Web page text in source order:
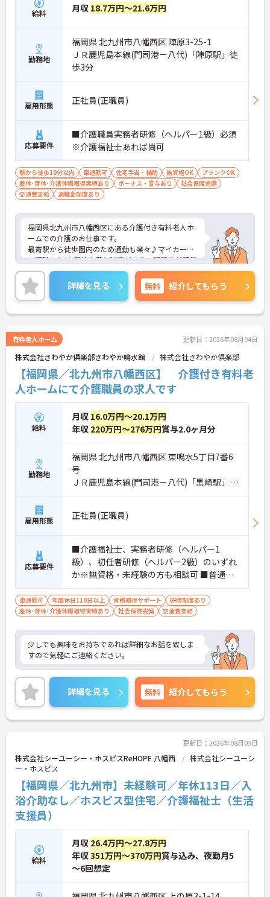
給料 月収 18.7万円～21.6万円
勤務地
福岡県 北九州市八幡西区 陣原3-25-1
ＪＲ鹿児島本線(門司港－八代)「陣原駅」徒
歩3分
雇用形態 正社員(正職員)
応募要件
■介護職員実務者研修（ヘルパー1級）必須
※介護福祉士あれば尚可
駅から徒歩10分以内 車通勤可 住宅手当・補助 無資格OK
ブランクOK
産休･育休･介護休暇取得実績あり
ボーナス・賞与あり
社会保険完備
交通費支給
退職金制度あり
福岡県北九州市八幡西区にある介護付き有料老人ホ
ームでの介護のお仕事です。
最寄駅から徒歩圏内のため通勤も楽々♪マイカーで
の通勤もOK！昇給や賞与制度があり、頑張りが評価
されてしっかりと還元されます。さらに各種手当も
あるのは嬉しいポイントです◎フォロー体制もあ
り、経験に関わらず安心してスタートできます。
こちらの求人にご興味がございましたら面接のポイ
ントもお伝えしますので是非ご応募お待ちしており
詳細を見る 無料 紹介してもらう
有料老人ホーム 更新日：2026年08月04日
株式会社さわやか倶楽部さわやか鳴水館 株式会社さわやか倶楽部
【福岡県／北九州市八幡西区】 介護付き有料老
人ホームにて介護職員の求人です
給料
月収 16.0万円～20.1万円
年収 220万円～276万円賞与2.0ヶ月分
勤務地
福岡県 北九州市八幡西区 東鳴水5丁目7番6
号
ＪＲ鹿児島本線(門司港－八代)「黒崎駅」バ
ス・車8分
雇用形態 正社員(正職員)
応募要件
■介護福祉士、実務者研修（ヘルパー1
級）、初任者研修（ヘルパー2級）のいずれ
か※無資格・未経験の方も相談可 ■普通自
動車免許（ＡＴ限定可）
車通勤可 年間休日110日以上 資格取得サポート
研修制度あり
産休･育休･介護休暇取得実績あり
社会保険完備 交通費支給
少しでも興味をお持ちであれば詳細なお話を致しま
すので気軽にご連絡ください。
詳細を見る 無料 紹介してもらう
更新日：2026年08月03日
株式会社シーユーシー・ホスピスReHOPE 八幡西
株式会社シーユーシ
ー・ホスピス
【福岡県／北九州市】未経験可／年休113日／入
浴介助なし／ホスピス型住宅／介護福祉士（生活
支援員）
給料
月収 26.4万円～27.8万円
年収351万円～370万円賞与込み、夜勤月5
～6回想定